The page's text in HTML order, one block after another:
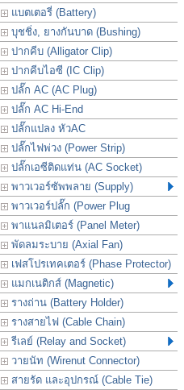
แบตเตอรี่ (Battery)
บุชชิ่ง, ยางกันบาด (Bushing)
ปากคีบ (Alligator Clip)
ปากคีบไอซี (IC Clip)
ปลั๊ก AC (AC Plug)
ปลั๊ก AC Hi-End
ปลั๊กแปลง หัวAC
ปลั๊กไฟพ่วง (Power Strip)
ปลั๊กเอซีติดแท่น (AC Socket)
พาวเวอร์ซัพพลาย (Supply)
พาวเวอร์ปลั๊ก (Power Plug
พาแนลมิเตอร์ (Panel Meter)
พัดลมระบาย (Axial Fan)
เฟสโปรเทคเตอร์ (Phase Protector)
แมกเนติกส์ (Magnetic)
รางถ่าน (Battery Holder)
รางสายไฟ (Cable Chain)
รีเลย์ (Relay and Socket)
วายนัท (Wirenut Connector)
สายรัด และอุปกรณ์ (Cable Tie)